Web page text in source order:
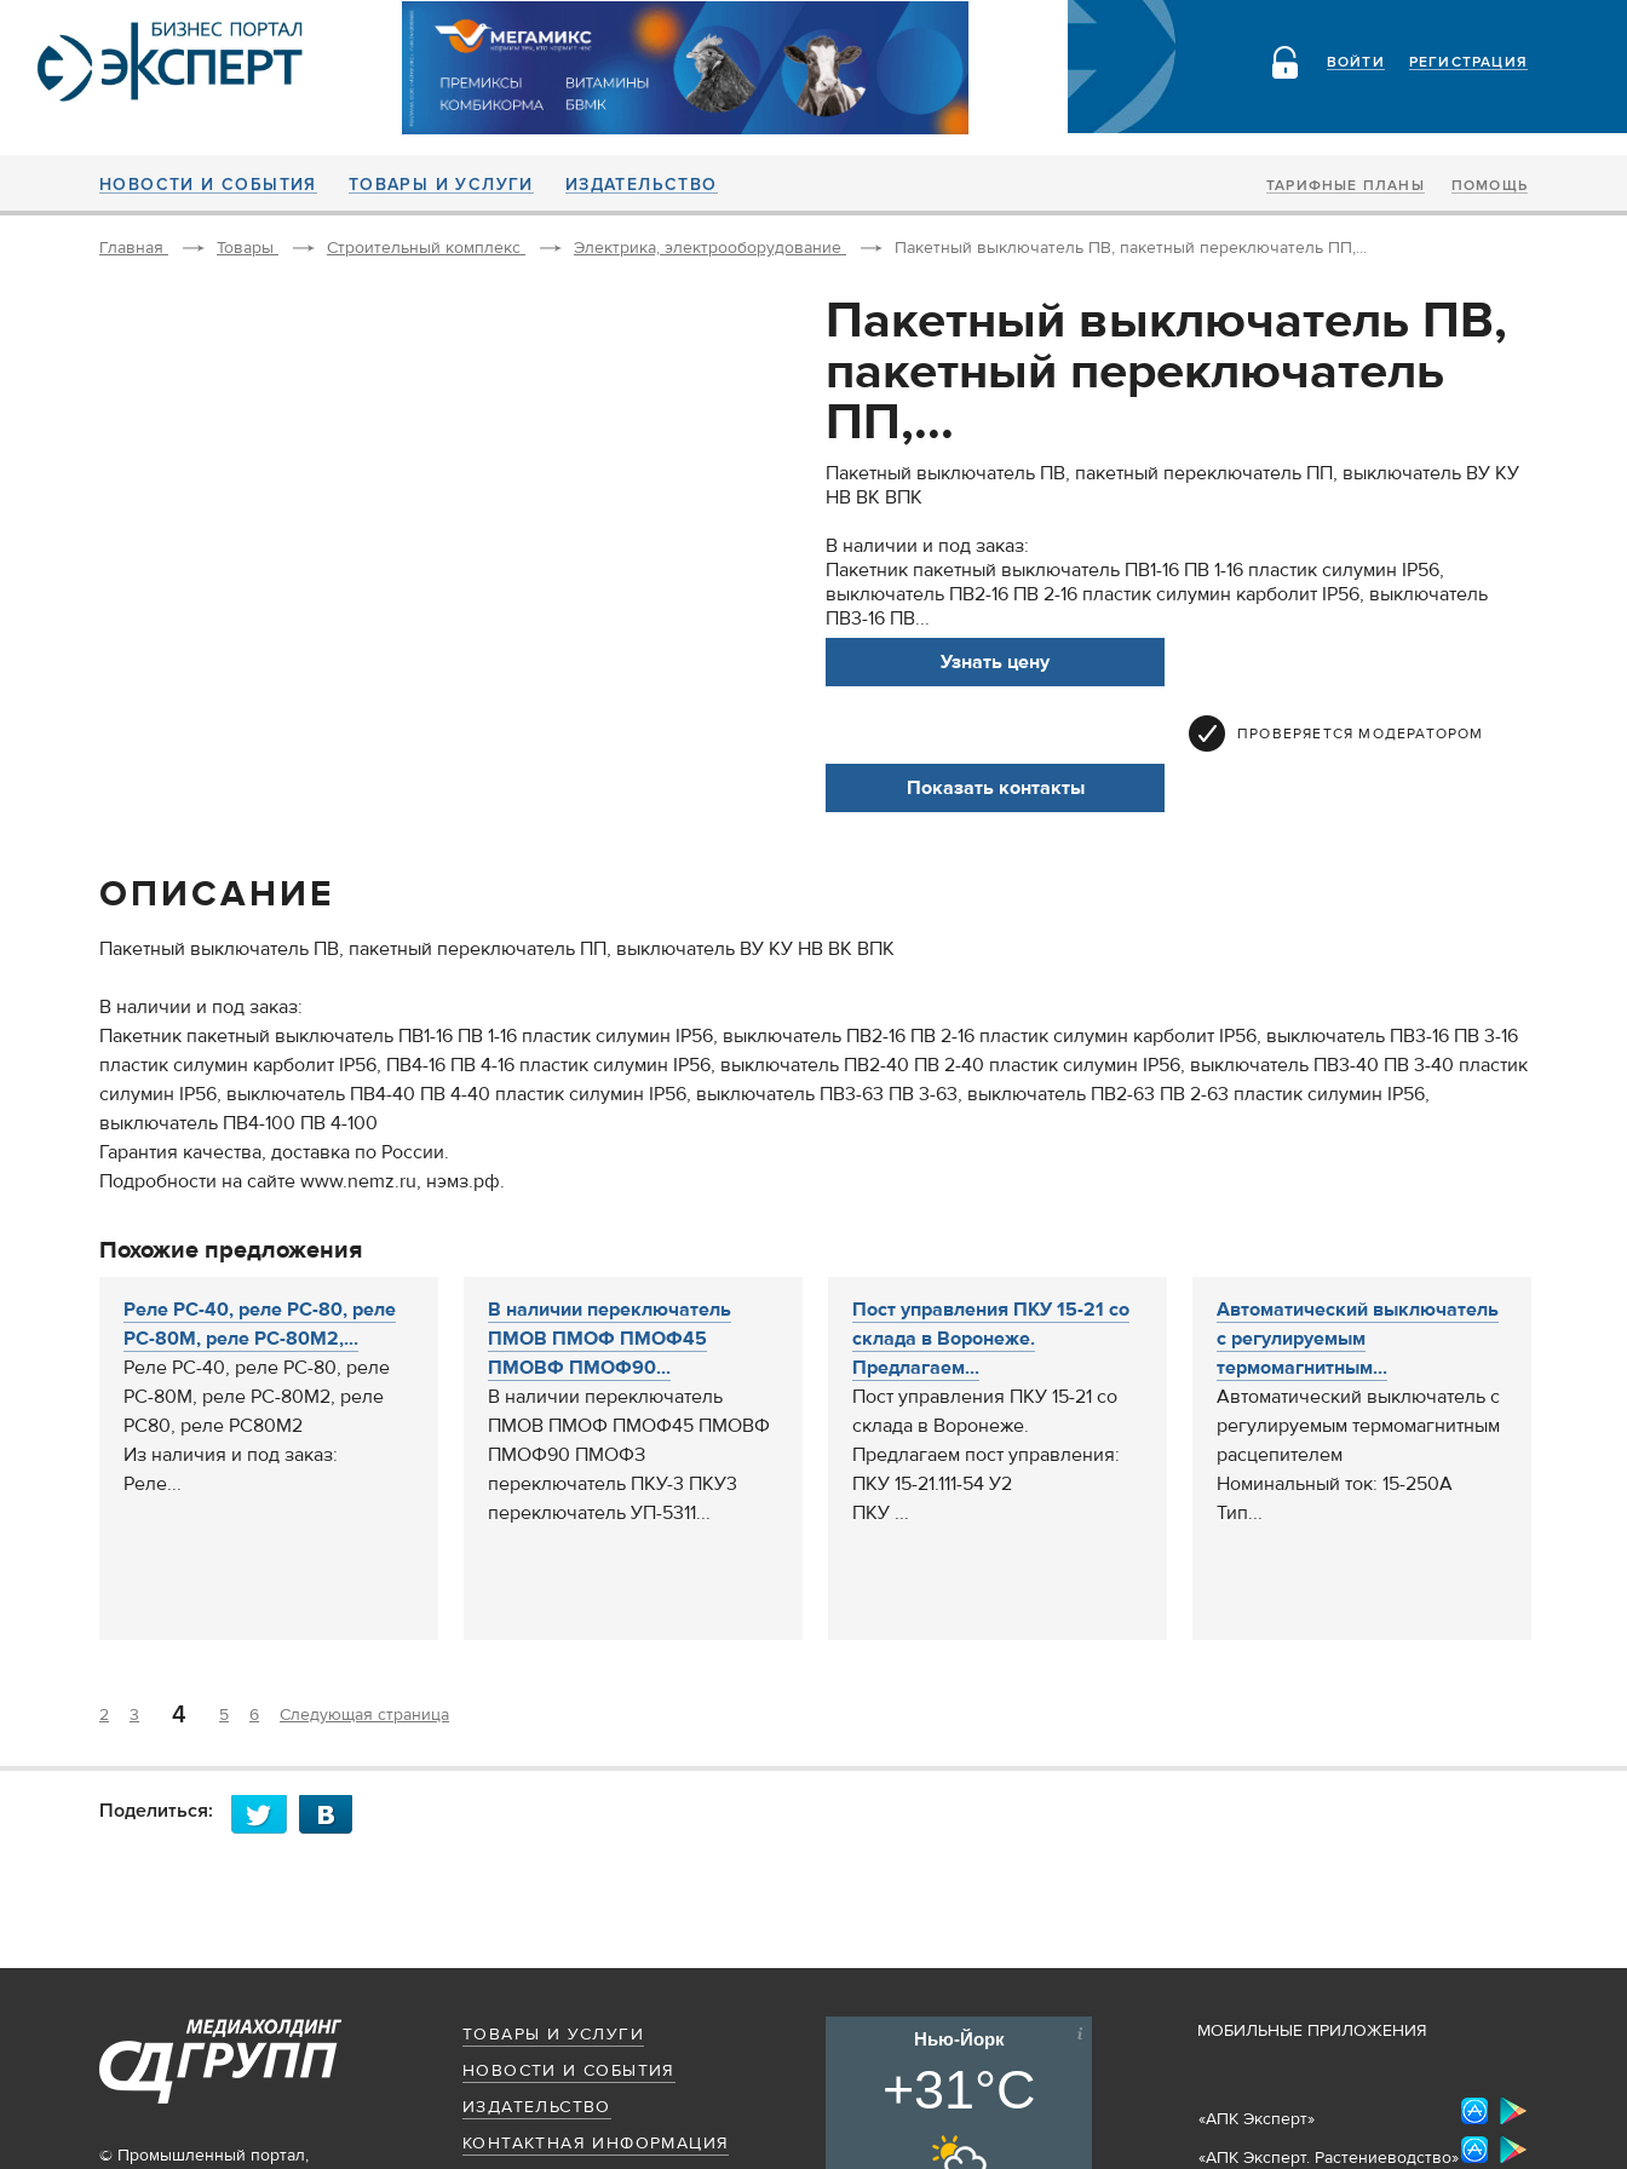
РЕГИСТРАЦИЯ
ВОЙТИ
НОВОСТИ И СОБЫТИЯ ТОВАРЫ И УСЛУГИ ИЗДАТЕЛЬСТВО ТАРИФНЫЕ ПЛАНЫ ПОМОЩЬ
Главная Товары Строительный комплекс Электрика, электрооборудование Пакетный выключатель ПВ, пакетный переключатель ПП,...
Пакетный выключатель ПВ,
пакетный переключатель
ПП,...
Пакетный выключатель ПВ, пакетный переключатель ПП, выключатель ВУ КУ
НВ ВК ВПК
В наличии и под заказ:
Пакетник пакетный выключатель ПВ1-16 ПВ 1-16 пластик силумин IP56,
выключатель ПВ2-16 ПВ 2-16 пластик силумин карболит IP56, выключатель
ПВ3-16 ПВ...
Узнать цену
ПРОВЕРЯЕТСЯ МОДЕРАТОРОМ
Показать контакты
ОПИСАНИЕ
Пакетный выключатель ПВ, пакетный переключатель ПП, выключатель ВУ КУ НВ ВК ВПК
В наличии и под заказ:
Пакетник пакетный выключатель ПВ1-16 ПВ 1-16 пластик силумин IP56, выключатель ПВ2-16 ПВ 2-16 пластик силумин карболит IP56, выключатель ПВ3-16 ПВ 3-16
пластик силумин карболит IP56, ПВ4-16 ПВ 4-16 пластик силумин IP56, выключатель ПВ2-40 ПВ 2-40 пластик силумин IP56, выключатель ПВ3-40 ПВ 3-40 пластик
силумин IP56, выключатель ПВ4-40 ПВ 4-40 пластик силумин IP56, выключатель ПВ3-63 ПВ 3-63, выключатель ПВ2-63 ПВ 2-63 пластик силумин IP56,
выключатель ПВ4-100 ПВ 4-100
Гарантия качества, доставка по России.
Подробности на сайте www.nemz.ru, нэмз.рф.
Похожие предложения
Реле РС-40, реле РС-80, реле
РС-80М, реле РС-80М2,...
Реле РС-40, реле РС-80, реле
РС-80М, реле РС-80М2, реле
РС80, реле РС80М2
Из наличия и под заказ:
Реле...
В наличии переключатель
ПМОВ ПМОФ ПМОФ45
ПМОВФ ПМОФ90...
В наличии переключатель
ПМОВ ПМОФ ПМОФ45 ПМОВФ
ПМОФ90 ПМОФЗ
переключатель ПКУ-3 ПКУ3
переключатель УП-5311...
Пост управления ПКУ 15-21 со
склада в Воронеже.
Предлагаем...
Пост управления ПКУ 15-21 со
склада в Воронеже.
Предлагаем пост управления:
ПКУ 15-21.111-54 У2
ПКУ ...
Автоматический выключатель
с регулируемым
термомагнитным...
Автоматический выключатель с
регулируемым термомагнитным
расцепителем
Номинальный ток: 15-250А
Тип...
2 3 4 5 6 Следующая страница
Поделиться:
ТОВАРЫ И УСЛУГИ
НОВОСТИ И СОБЫТИЯ
ИЗДАТЕЛЬСТВО
КОНТАКТНАЯ ИНФОРМАЦИЯ
© Промышленный портал,
Нью-Йорк
+31°C
МОБИЛЬНЫЕ ПРИЛОЖЕНИЯ
«АПК Эксперт»
«АПК Эксперт. Растениеводство»